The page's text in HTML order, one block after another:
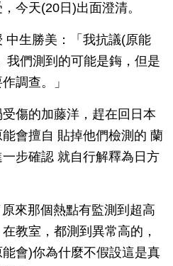
今天(20日)出面澄清。
中生勝美：「我抗議(原能
我們測到的可能是鋂，但是
調查。」
傷的加藤洋，趕在回日本
會擅自 貼掉他們檢測的 蘭
步確認 就自行解釋為日方
來那個熱點有監測到超高
教室，都測到異常高的，
會)你為什麼不假設這是真